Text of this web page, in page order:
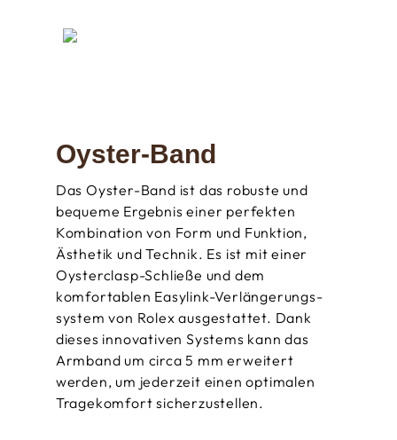
Oyster-Band
Das Oyster-Band ist das robuste und
bequeme Ergebnis einer perfekten
Kombination von Form und Funktion,
Ästhetik und Technik. Es ist mit einer
Oysterclasp-Schließe und dem
komfortablen Easylink-Verlängerungs­
system von Rolex ausgestattet. Dank
dieses innovativen Systems kann das
Armband um circa 5 mm erweitert
werden, um jederzeit einen optimalen
Tragekomfort sicherzustellen.